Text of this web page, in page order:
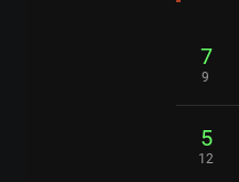
7
9
5
12